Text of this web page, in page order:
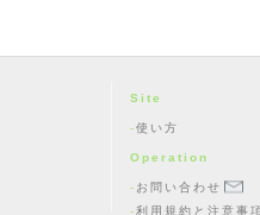
Site
使い方
Operation
お問い合わせ
利用規約と注意事